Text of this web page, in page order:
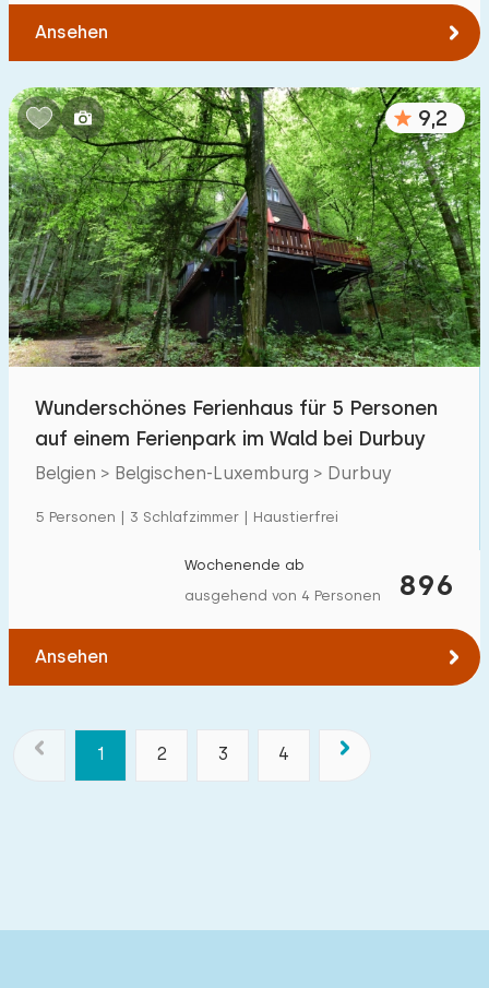
Ansehen
9,2
Wunderschönes Ferienhaus für 5 Personen
auf einem Ferienpark im Wald bei Durbuy
Belgien > Belgischen-Luxemburg > Durbuy
5 Personen | 3 Schlafzimmer | Haustierfrei
896
Wochenende ab
ausgehend von 4 Personen
Ansehen
1 2 3 4